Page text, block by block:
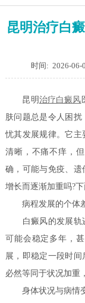
昆明治疗白
时间: 2026-06-
昆明治疗白癜风
肤问题总是令人困
忧其发展规律。它主
清晰，不痛不痒，
确，可能与免疫、
增长而逐渐加重吗?
病程发展的个体
白癜风的发展轨迹
可能会稳定多年，
展，即稳定一段时
必然等同于状况加重
身体状况与病情